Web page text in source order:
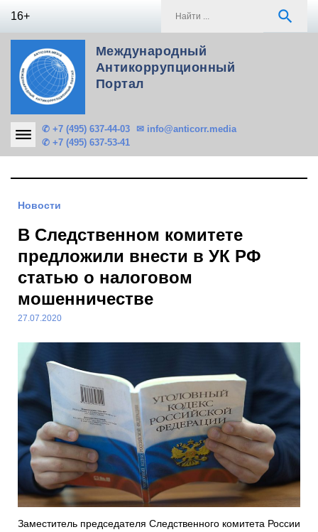
16+ search
Международный
Антикоррупционный
Портал
✆ +7 (495) 637-44-03
✆ +7 (495) 637-53-41
✉ info@anticorr.media
Новости
В Следственном комитете
предложили внести в УК РФ
статью о налоговом
мошенничестве
27.07.2020
Заместитель председателя Следственного комитета России